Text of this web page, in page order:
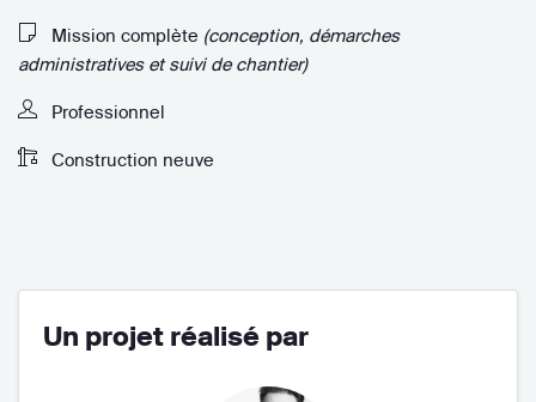
Mission complète (conception, démarches
administratives et suivi de chantier)
Professionnel
Construction neuve
Un projet réalisé par